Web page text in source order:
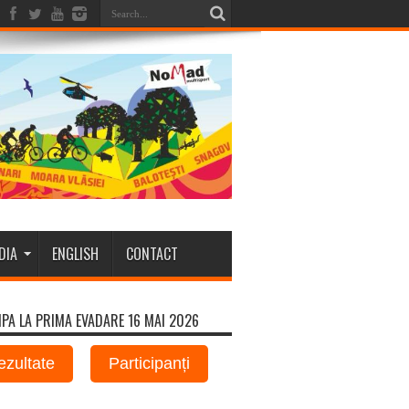
ENGLISH CONTACT
LA PRIMA EVADARE 16 MAI 2026
Participanți